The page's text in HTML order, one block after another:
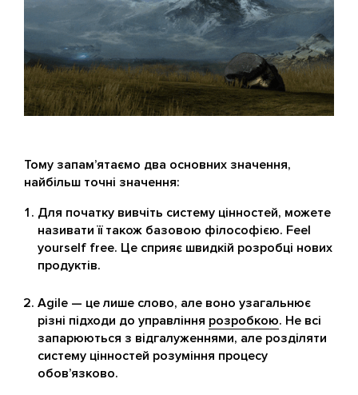
Тому запам’ятаємо два основних значення,
найбільш точні значення:
Для початку вивчіть систему цінностей, можете
називати її також базовою філософією. Feel
yourself free. Це сприяє швидкій розробці нових
продуктів.
Agile — це лише слово, але воно узагальнює
різні підходи до управління розробкою. Не всі
запарюються з відгалуженнями, але розділяти
систему цінностей розуміння процесу
обов’язково.